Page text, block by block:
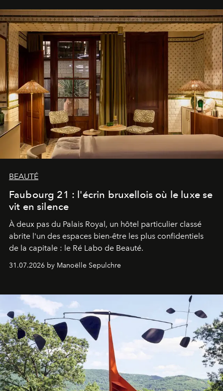
BEAUTÉ
Faubourg 21 : l'écrin bruxellois où le luxe se
vit en silence
À deux pas du Palais Royal, un hôtel particulier classé
abrite l'un des espaces bien-être les plus confidentiels
de la capitale : le Ré Labo de Beauté.
31.07.2026 by Manoëlle Sepulchre